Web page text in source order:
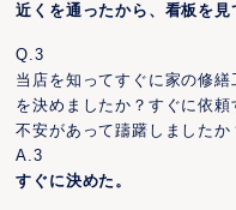
近くを通ったから、看板を見
Q.3
当店を知ってすぐに家の修
を決めましたか？すぐに依
不安があって躊躇しましたか
A.3
すぐに決めた。